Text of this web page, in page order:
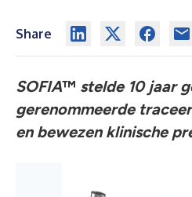
Share
SOFIA™ stelde 10 jaar
gerenommeerde
en bewezen klinische